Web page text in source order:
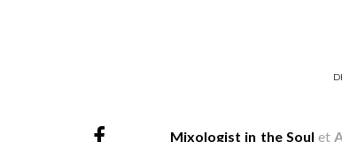
Mixologist in the Soul et